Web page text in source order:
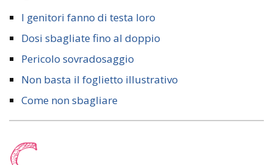
I genitori fanno di testa loro
Dosi sbagliate fino al doppio
Pericolo sovradosaggio
Non basta il foglietto illustrativo
Come non sbagliare